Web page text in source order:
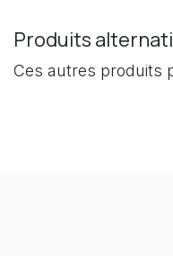
Produits
Ces autres produits